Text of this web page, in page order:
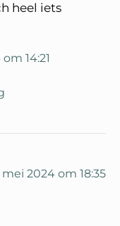
heel iets
14:21
mei 2024 om 18:35